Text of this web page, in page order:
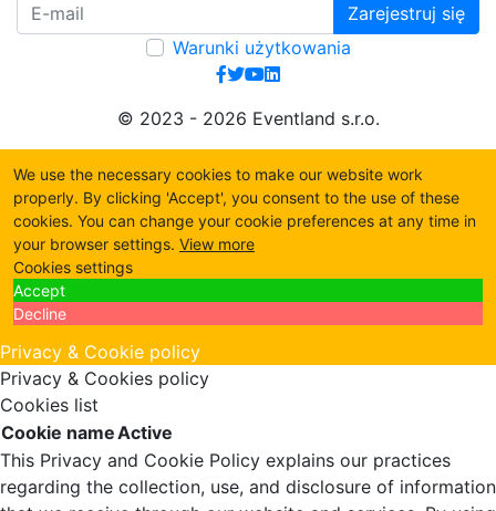
Zarejestruj się
Warunki użytkowania
© 2023 - 2026 Eventland s.r.o.
We use the necessary cookies to make our website work
properly. By clicking 'Accept', you consent to the use of these
cookies. You can change your cookie preferences at any time in
your browser settings. View more
Cookies settings
Accept
Decline
Privacy & Cookie policy
Privacy & Cookies policy
Cookies list
Cookie nameActive
This Privacy and Cookie Policy explains our practices
regarding the collection, use, and disclosure of information